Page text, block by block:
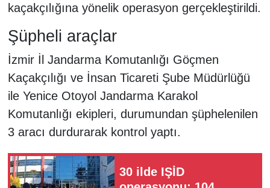
kaçakçılığına yönelik operasyon gerçekleştirildi.
Şüpheli araçlar
İzmir İl Jandarma Komutanlığı Göçmen
Kaçakçılığı ve İnsan Ticareti Şube Müdürlüğü
ile Yenice Otoyol Jandarma Karakol
Komutanlığı ekipleri, durumundan şüphelenilen
3 aracı durdurarak kontrol yaptı.
30 ilde IŞİD